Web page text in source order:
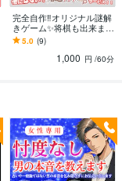
完全自作‼️オリジナル謎解
きゲーム✨将棋も出来ます
60分たっぷり楽しめるオ
リジナル謎解き体験✨オセ
5.0 (9)
1,000 円 /60分